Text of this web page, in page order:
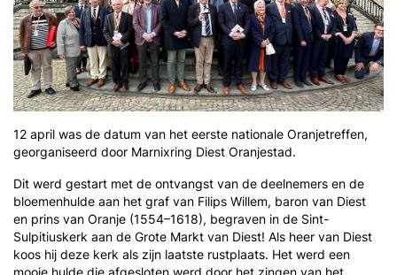
12 april was de datum van het eerste nationale Oranjetreffen,
georganiseerd door Marnixring Diest Oranjestad.
Dit werd gestart met de ontvangst van de deelnemers en de
bloemenhulde aan het graf van Filips Willem, baron van Diest
en prins van Oranje (1554–1618), begraven in de Sint-
Sulpitiuskerk aan de Grote Markt van Diest! Als heer van Diest
koos hij deze kerk als zijn laatste rustplaats. Het werd een
mooie hulde die afgesloten werd door het zingen van het